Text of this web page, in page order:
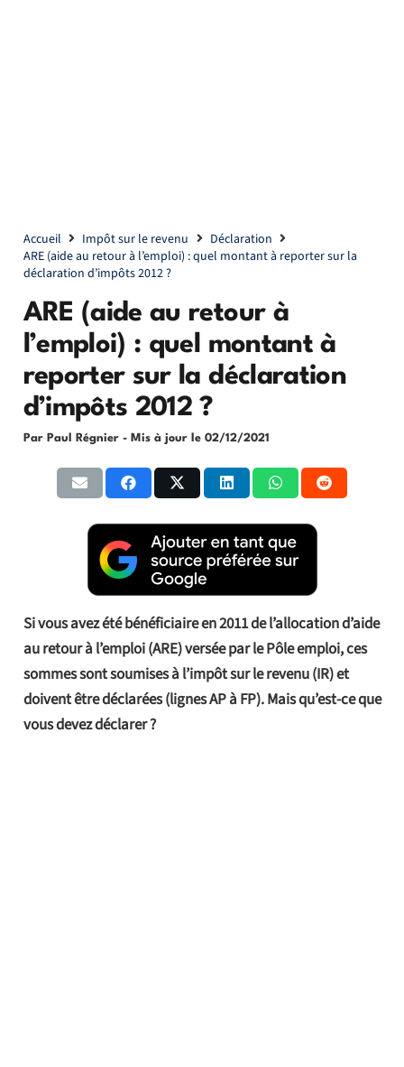
Accueil Impôt sur le revenu
Déclaration
ARE (aide au retour à l’emploi) : quel montant à reporter sur la
déclaration d’impôts 2012 ?
ARE (aide au retour à
l’emploi) : quel montant à
reporter sur la déclaration
d’impôts 2012 ?
Par Paul Régnier - Mis à jour le 02/12/2021
Si vous avez été bénéficiaire en 2011 de l’allocation d’aide
au retour à l’emploi (ARE) versée par le Pôle emploi, ces
sommes sont soumises à l’impôt sur le revenu (IR) et
doivent être déclarées (lignes AP à FP). Mais qu’est-ce que
vous devez déclarer ?